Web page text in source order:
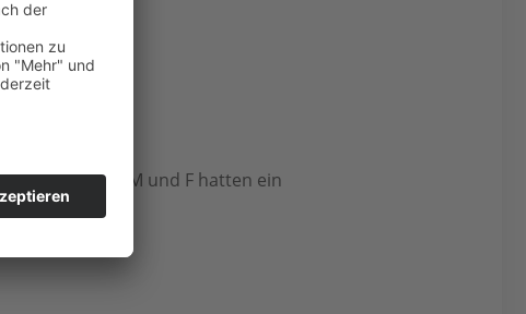
Die Eheleute M und F hatten ein